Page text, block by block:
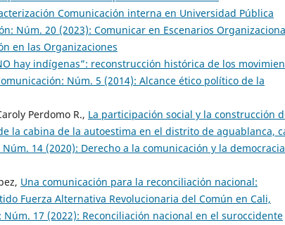
Comunicación interna en Universidad Pública
Núm. 20 (2023): Comunicar en Escenarios
en las Organizaciones
hay indígenas”: reconstrucción histórica de los
Núm. 5 (2014): Alcance ético político de la
Perdomo R., La participación social y la construcción
la cabina de la autoestima en el distrito de aguablanca,
14 (2020): Derecho a la comunicación y la
Una comunicación para la reconciliación nacional:
Fuerza Alternativa Revolucionaria del Común en Cali,
17 (2022): Reconciliación nacional en el suroccidente